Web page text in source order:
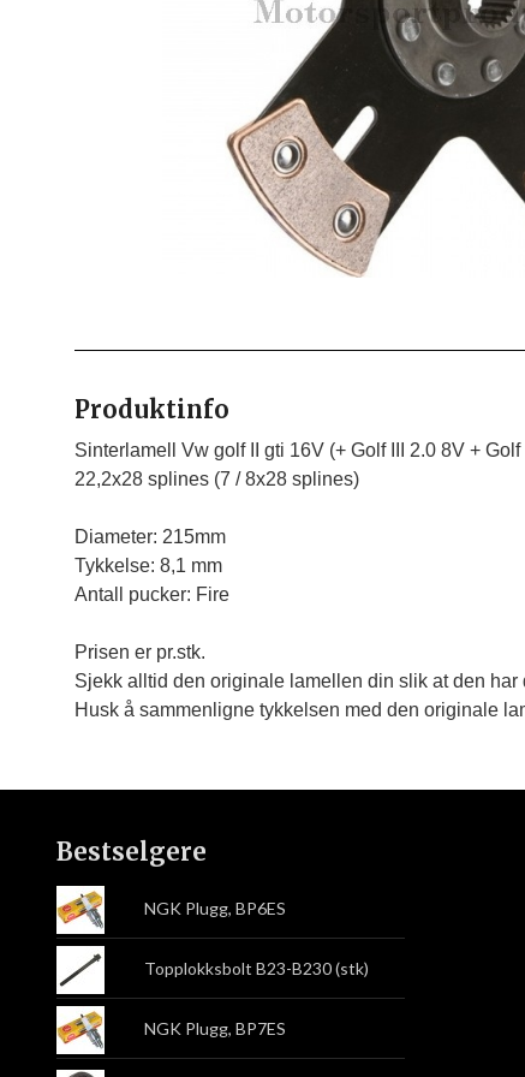
Produktinfo
Sinterlamell Vw golf II gti 16V (+ Golf III 2.0 8V +
22,2x28 splines (7 / 8x28 splines)
Diameter: 215mm
Tykkelse: 8,1 mm
Antall pucker: Fire
Prisen er pr.stk.
Sjekk alltid den originale lamellen din slik at den
Husk å sammenligne tykkelsen med den originale
Bestselgere
NGK Plugg, BP6ES
Topplokksbolt B23-B230 (stk)
NGK Plugg, BP7ES